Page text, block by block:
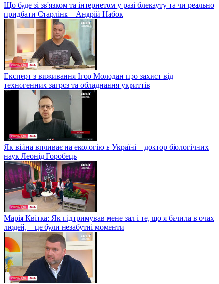
Що буде зі зв'язком та інтернетом у разі блекауту та чи реально
придбати Старлінк – Андрій Набок
Експерт з виживання Ігор Молодан про захист від
техногенних загроз та обладнання укриттів
Як війна впливає на екологію в Україні – доктор біологічних
наук Леонід Горобець
Марія Квітка: Як підтримував мене зал і те, що я бачила в очах
людей, – це були незабутні моменти